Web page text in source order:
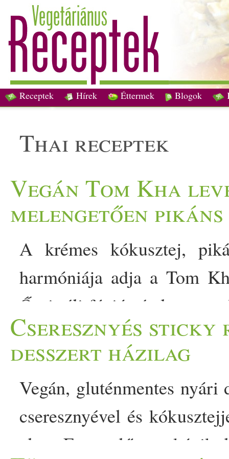
Receptek Hírek Éttermek Blogok
thai receptek
Vegán Tom Kha
melengetően
A krémes kókusztej,
harmóniája adja a Tom
Őszi-téli fúziós étel ez,
ízek találkoznak. A
legkedveltebb fogása,
frissesség és fűszeres
eredeti recept szerint ez
- illatos és melengetően
Cseresznyés
desszert házilag
Vegán, gluténmentes
cseresznyével és
alatt. Extra előny a